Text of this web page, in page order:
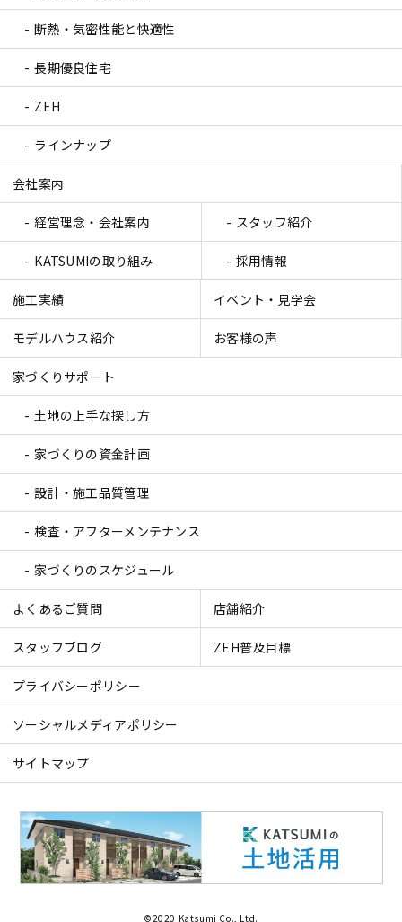
断熱・気密性能と快適性
長期優良住宅
ZEH
ラインナップ
会社案内
経営理念・会社案内 スタッフ紹介
KATSUMIの取り組み 採用情報
施工実績 イベント・見学会
モデルハウス紹介 お客様の声
家づくりサポート
土地の上手な探し方
家づくりの資金計画
設計・施工品質管理
検査・アフターメンテナンス
家づくりのスケジュール
よくあるご質問 店舗紹介
スタッフブログ ZEH普及目標
プライバシーポリシー
ソーシャルメディアポリシー
サイトマップ
©2020 Katsumi Co., Ltd.